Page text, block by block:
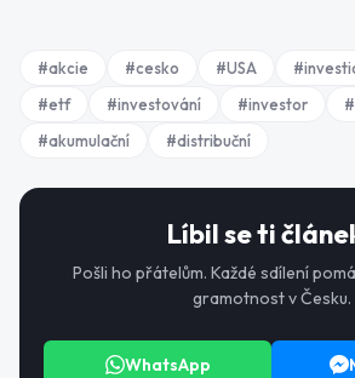
#akcie #cesko #USA #
#etf #investování #investor #
#akumulační #distribuční
Líbil se ti
Pošli ho přátelům. Každé sdílení
gramotnost v Česku.
WhatsApp